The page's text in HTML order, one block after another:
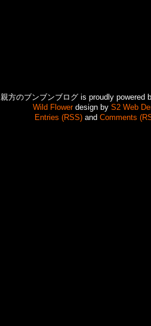
親方のブンブンブログ is proudly powered
Wild Flowerdesign by S2 Web
Entries (RSS)and Comments